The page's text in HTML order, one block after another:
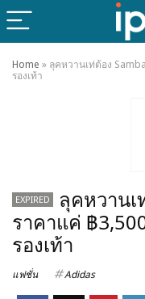
Home » ลุคหวานเท่ต้อง
รองเท้า
EXPIRED
ลุคหวานเ
ราคาแค่ ฿
รองเท้า
แฟชั่น Adidas